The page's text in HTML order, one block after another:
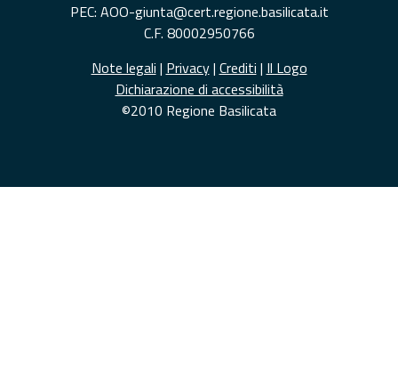
PEC: AOO-giunta@cert.regione.basilicata.it
C.F. 80002950766
Note legali | Privacy| Crediti | Il Logo
Dichiarazione di accessibilità
©2010 Regione Basilicata